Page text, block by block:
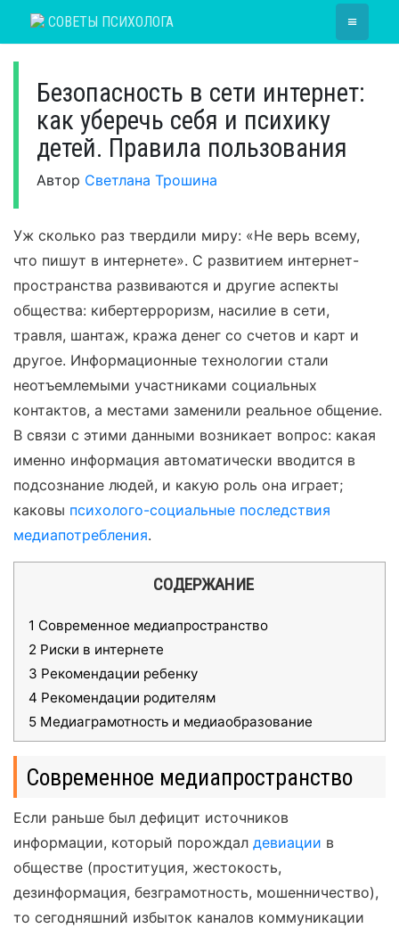
СОВЕТЫ ПСИХОЛОГА ≡
Безопасность в сети интернет:
как уберечь себя и психику
детей. Правила пользования
Автор Светлана Трошина
Уж сколько раз твердили миру: «Не верь всему,
что пишут в интернете». С развитием интернет-
пространства развиваются и другие аспекты
общества: кибертерроризм, насилие в сети,
травля, шантаж, кража денег со счетов и карт и
другое. Информационные технологии стали
неотъемлемыми участниками социальных
контактов, а местами заменили реальное общение.
В связи с этими данными возникает вопрос: какая
именно информация автоматически вводится в
подсознание людей, и какую роль она играет;
каковы психолого-социальные последствия
медиапотребления.
СОДЕРЖАНИЕ
1 Современное медиапространство
2 Риски в интернете
3 Рекомендации ребенку
4 Рекомендации родителям
5 Медиаграмотность и медиаобразование
Современное медиапространство
Если раньше был дефицит источников
информации, который порождал девиации в
обществе (проституция, жестокость,
дезинформация, безграмотность, мошенничество),
то сегодняшний избыток каналов коммуникации